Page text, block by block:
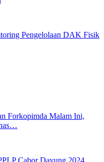
Pengelolaan DAK Fisik
Forkopimda Malam Ini,
Cabor Dayung 2024,